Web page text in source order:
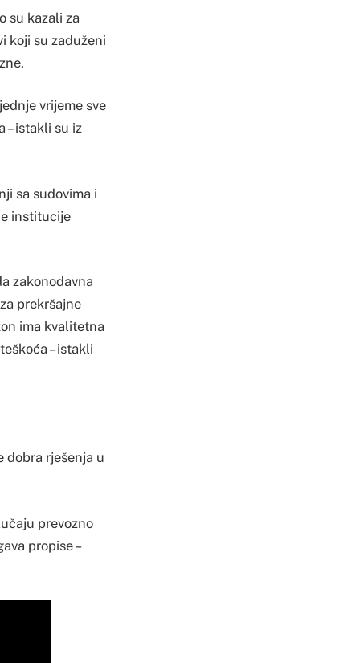
su kazali za
koji su zaduženi
vrijeme sve
– istakli su iz
sa sudovima i
institucije
zakonodavna
prekršajne
ima kvalitetna
– istakli
dobra rješenja u
prevozno
propise –